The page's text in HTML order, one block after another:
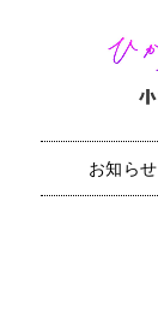
お知らせ